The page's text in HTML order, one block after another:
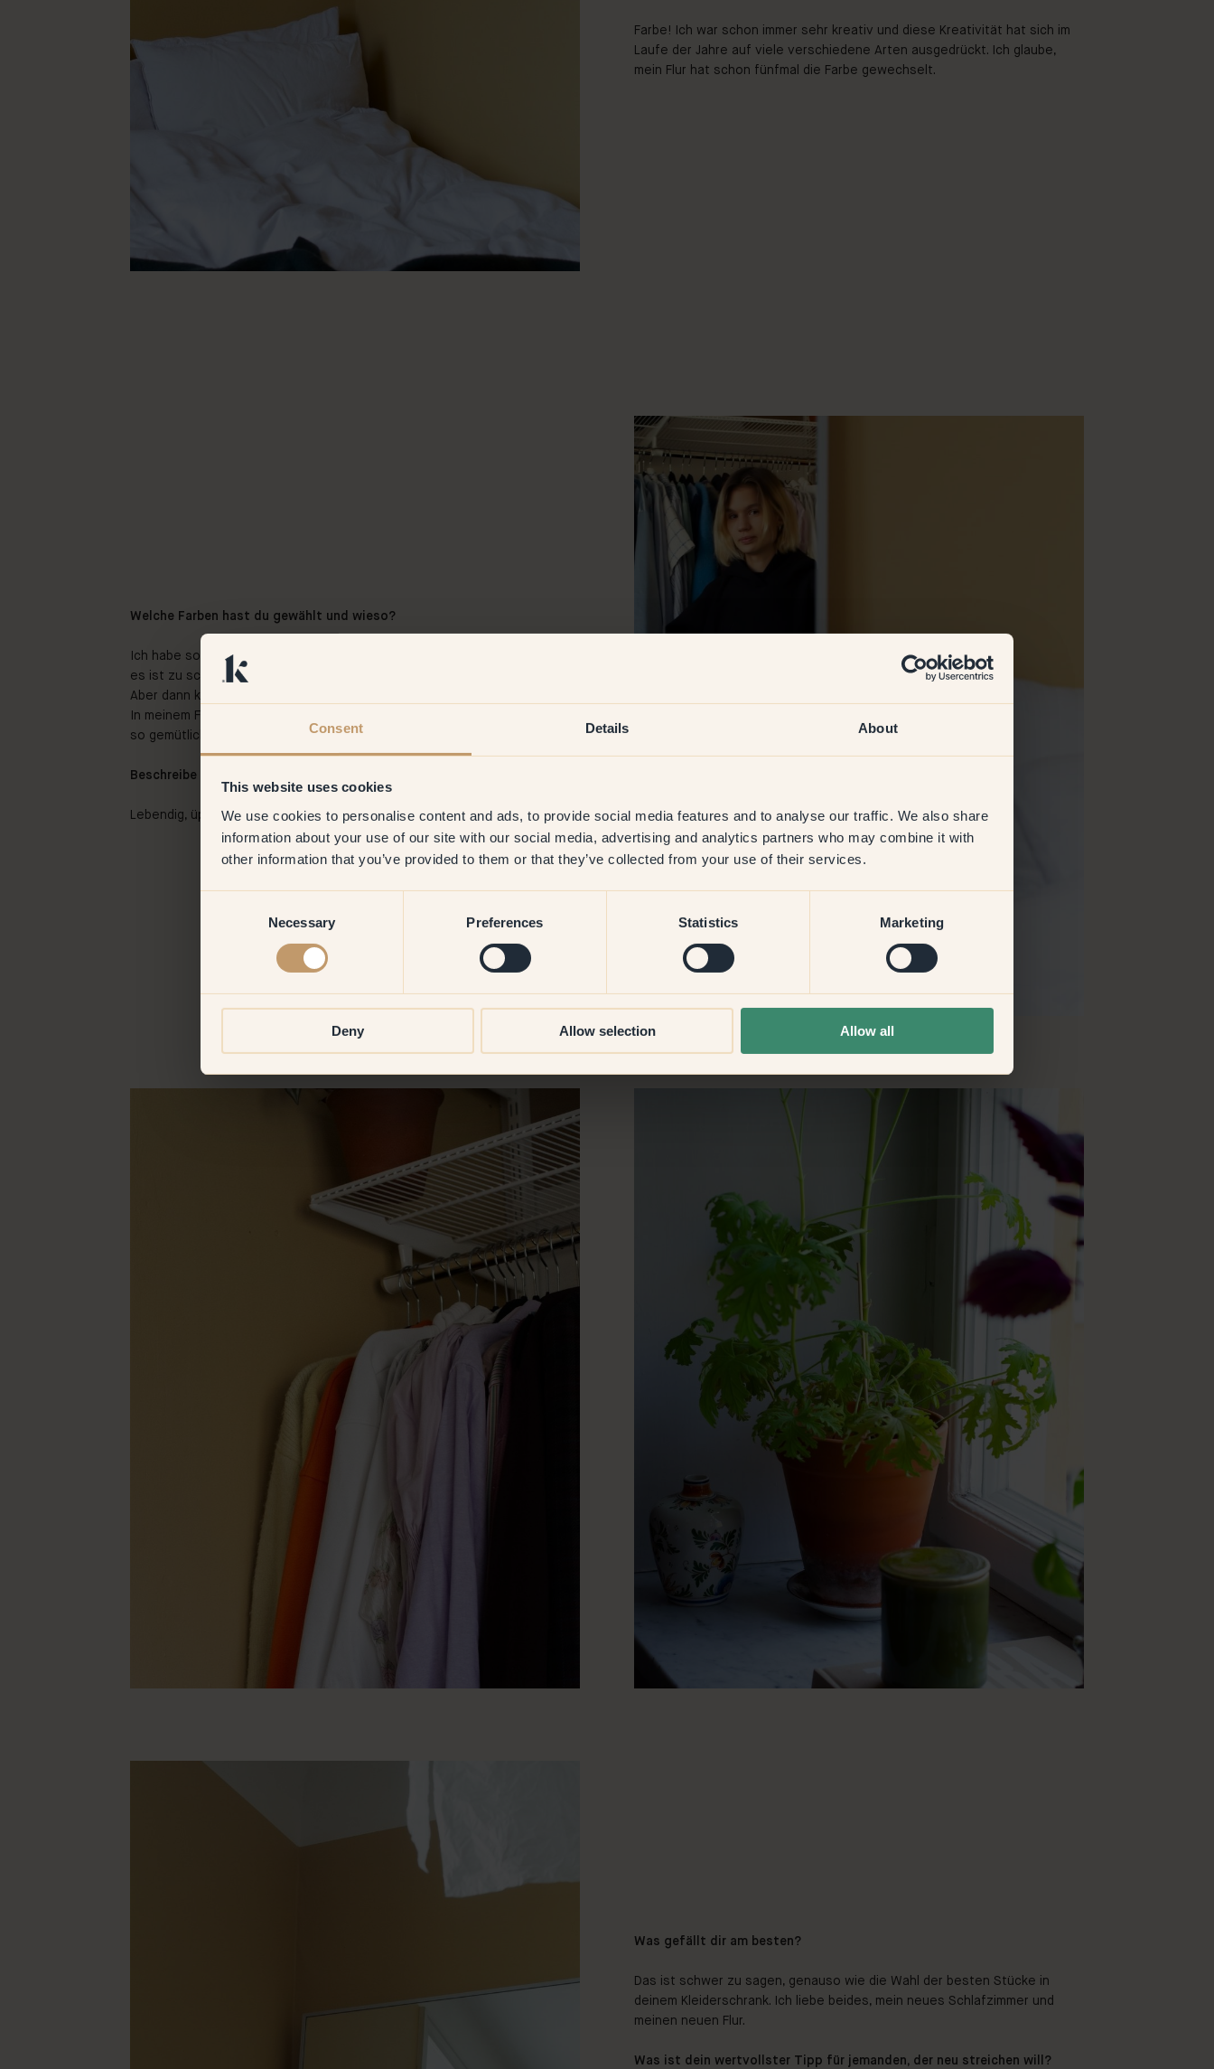
Consent Details About
This website uses cookies
We use cookies to personalise content and ads, to provide social media features and to analyse our traffic. We also share
information about your use of our site with our social media, advertising and analytics partners who may combine it with
other information that you’ve provided to them or that they’ve collected from your use of their services.
Necessary Preferences Statistics Marketing
Deny Allow selection Allow all
Farbe! Ich war schon immer sehr kreativ und diese Kreativität hat sich im
Laufe der Jahre auf viele verschiedene Arten ausgedrückt. Ich glaube,
mein Flur hat schon fünfmal die Farbe gewechselt.
Welche Farben hast du gewählt und wieso?
Ich habe sofort einen Favoriten bei Klint gefunden, 1 – Julia! Komm schon -
es ist zu schön, um wahr zu sein! Der Name war schon fast Grund genug.
Aber dann kam die Tatsache, dass es der schönste Gelbton ist, noch dazu.
In meinem Flur habe ich die Farbe 44 – Stella gestrichen, ein helles Rosa,
so gemütlich wie auf Wolken.
Beschreibe deinen Einrichtungsstil in drei Worten!
Lebendig, üppig und abwechslungsreich.
Was gefällt dir am besten?
Das ist schwer zu sagen, genauso wie die Wahl der besten Stücke in
deinem Kleiderschrank. Ich liebe beides, mein neues Schlafzimmer und
meinen neuen Flur.‍
Was ist dein wertvollster Tipp für jemanden, der neu streichen will?